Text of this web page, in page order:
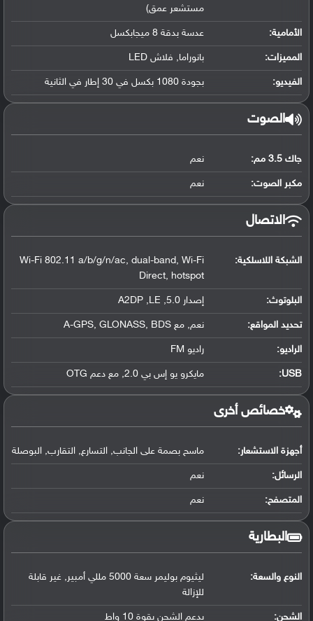
مستشعر عمق)
الأمامية: عدسة بدقة 8 ميجابكسل
المميزات: بانوراما, فلاش LED
الفيديو: بجودة 1080 بكسل في 30 إطار في الثانية
الصوت
جاك 3.5 مم: نعم
مكبر الصوت: نعم
الاتصال
الشبكة اللاسلكية:
Wi-Fi 802.11 a/b/g/n/ac, dual-band, Wi-Fi
Direct, hotspot
البلوتوث: إصدار 5.0, A2DP ,LE
تحديد المواقع: نعم, مع A-GPS, GLONASS, BDS
الراديو: راديو FM
USB
: مايكرو يو إس بي 2.0, مع دعم OTG
خصائص أخرى
أجهزة الاستشعار: ماسح بصمة على الجانب, التسارع, التقارب, البوصلة
الرسائل: نعم
المتصفح: نعم
البطارية
النوع والسعة:
ليثيوم بوليمر سعة 5000 مللي أمبير, غير قابلة
للإزالة
الشحن: يدعم الشحن بقوة 10 واط